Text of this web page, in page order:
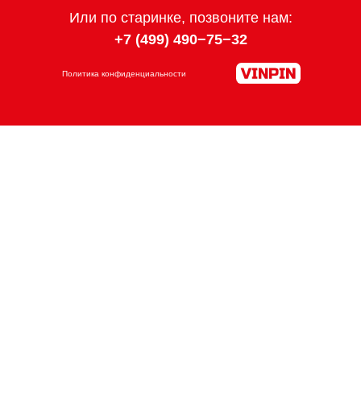
Политика конфиденциальности
Или по старинке, позвоните нам:
+7 (499) 490−75−32